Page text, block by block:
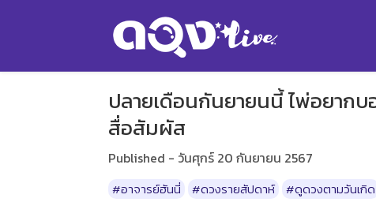
ปลายเดือนกันยายนนี้ ไพ่อยากบ
สื่อสัมผัส
Published - วันศุกร์ 20 กันยายน 2567
#อาจารย์ฮันนี่ #ดวงรายสัปดาห์ #ดูดวงตามวันเกิด